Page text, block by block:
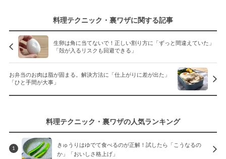
料理テクニック・裏ワザに関する記事
生卵は角に当てないで！正しい割り方に「ずっと間違えていた」
「殻が入るリスクも回避できる」
お弁当のお肉は脂が固まる。解決方法に「仕上がりに差が出た」
「ひと手間が大事」
料理テクニック・裏ワザの人気ランキング
1
きゅうりはゆでて食べるのが正解！試したら「こうなるの
か」「おいしさ格上げ」